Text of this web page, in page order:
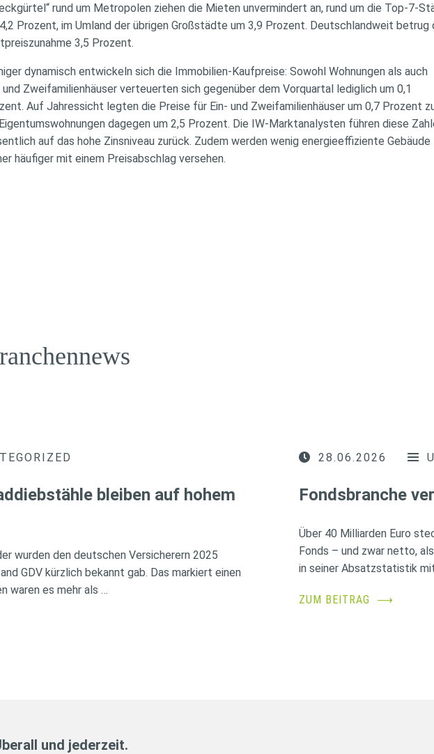
rund um Metropolen ziehen die Mieten unvermindert an, rund um die Top-7-
Prozent, im Umland der übrigen Großstädte um 3,9 Prozent. Deutschlandweit betrug
3,5 Prozent.
dynamisch entwickeln sich die Immobilien-Kaufpreise: Sowohl Wohnungen als auch
und Zweifamilienhäuser verteuerten sich gegenüber dem Vorquartal lediglich um 0,1
Auf Jahressicht legten die Preise für Ein- und Zweifamilienhäuser um 0,7 Prozent
dagegen um 2,5 Prozent. Die IW-Marktanalysten führen diese
auf das hohe Zinsniveau zurück. Zudem werden wenig energieeffiziente Gebäude
häufiger mit einem Preisabschlag versehen.
bleiben auf hohem
wurden den deutschen Versicherern 2025
GDV kürzlich bekannt gab. Das markiert einen
waren es mehr als …
28.06.2026
Fondsbranche
Über 40 Milliarden Euro
Fonds – und zwar netto,
in seiner Absatzstatistik
ZUM BEITRAG ⟶
und jederzeit.